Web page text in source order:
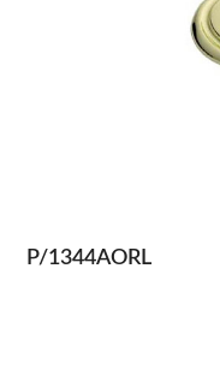
P/1344AORL